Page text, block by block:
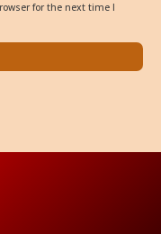
for the next time I